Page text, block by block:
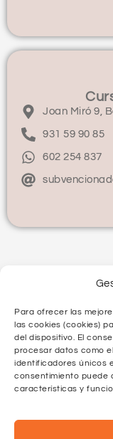
Para ofrecer las
las cookies (cookies)
del dispositivo. El
procesar datos como
identificadores únicos
consentimiento puede
características y
Joan Miró 9,
931 59 90 85
602 254 837
Política de
Política de